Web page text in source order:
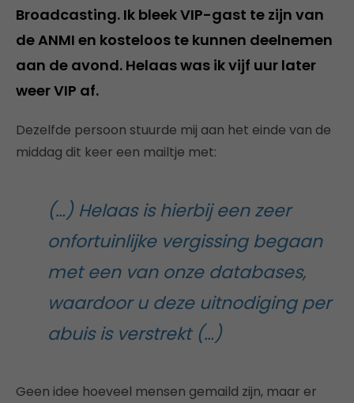
Broadcasting. Ik bleek VIP-gast te zijn van
de ANMI en kosteloos te kunnen deelnemen
aan de avond. Helaas was ik vijf uur later
weer VIP af.
Dezelfde persoon stuurde mij aan het einde van de
middag dit keer een mailtje met:
(…) Helaas is hierbij een zeer
onfortuinlijke vergissing begaan
met een van onze databases,
waardoor u deze uitnodiging per
abuis is verstrekt (…)
Geen idee hoeveel mensen gemaild zijn, maar er